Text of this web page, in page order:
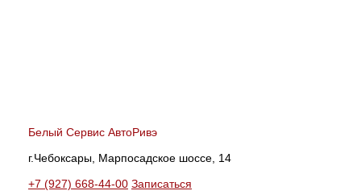
Белый Сервис АвтоРивэ
г.Чебоксары, Марпосадское шоссе, 14
+7 (927) 668-44-00 Записаться